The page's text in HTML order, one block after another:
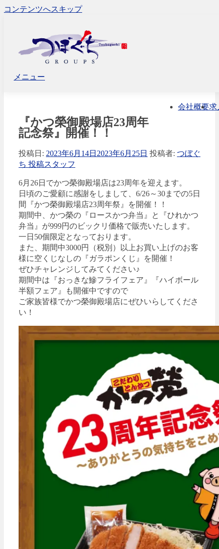
コンテンツへスキップ
メニュー
会社概要求
『かつ榮御殿場店23周年
記念祭』開催！！
投稿日: 2023年6月14日 2023年6月25日 投稿者: つぼぐ
ち 投稿スタッフ
6月26日でかつ榮御殿場店は23周年を迎えます。
日頃のご愛顧に感謝をしまして、6/26～30までの5日
間『かつ榮御殿場店23周年祭』を開催！！
期間中、かつ榮の『ロースかつ弁当』と『ひれかつ
弁当』が999円のビックリ価格で販売いたします。
一日50個限定となっております。
また、期間中3000円（税別）以上お買い上げのお客
様に空くじなしの『ガラポンくじ』を開催！
ぜひチャレンジしてみてください♪
期間中は『おっきな鰺フライフェア』『ハイボール
半額フェア』も開催中ですので
ご家族皆様でかつ榮御殿場店にぜひいらしてくださ
い！